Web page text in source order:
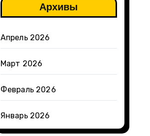
Архивы
Апрель 2026
Март 2026
Февраль 2026
Январь 2026